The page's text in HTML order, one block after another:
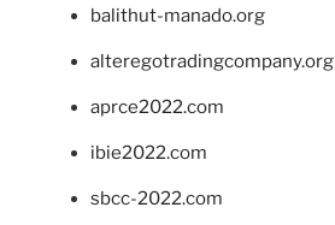
balithut-manado.org
alteregotradingcompany.org
aprce2022.com
ibie2022.com
sbcc-2022.com